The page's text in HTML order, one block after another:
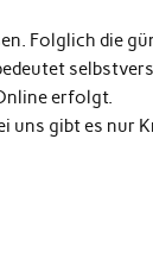
Folglich die
erfolgt.
uns gibt es nur